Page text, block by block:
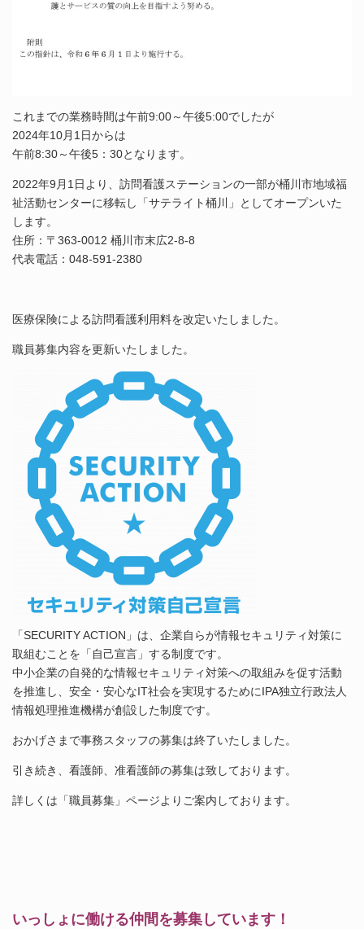
これまでの業務時間は午前9:00～午後5:00でしたが
2024年10月1日からは
午前8:30～午後5：30となります。
2022年9月1日より、訪問看護ステーションの一部が桶川市地域福
祉活動センターに移転し「サテライト桶川」としてオープンいた
します。
住所：〒363-0012 桶川市末広2-8-8
代表電話：048-591-2380
医療保険による訪問看護利用料を改定いたしました。
職員募集内容を更新いたしました。
「SECURITY ACTION」は、企業自らが情報セキュリティ対策に
取組むことを「自己宣言」する制度です。
中小企業の自発的な情報セキュリティ対策への取組みを促す活動
を推進し、安全・安心なIT社会を実現するためにIPA独立行政法人
情報処理推進機構が創設した制度です。
おかげさまで事務スタッフの募集は終了いたしました。
引き続き、看護師、准看護師の募集は致しております。
詳しくは「職員募集」ページよりご案内しております。
いっしょに働ける仲間を募集しています！